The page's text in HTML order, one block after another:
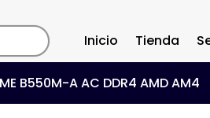
Inicio Tienda
B550M-A AC DDR4 AMD AM4